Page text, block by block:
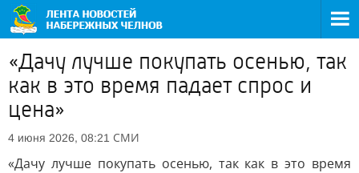
«Дачу лучше покупать осенью, так
как в это время падает спрос и
цена»
4 июня 2026, 08:21 СМИ
«Дачу лучше покупать осенью, так как в это время